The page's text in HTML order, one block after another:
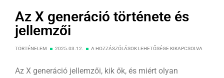
Az X generáció története és
jellemzői
TÖRTÉNELEM 2025.03.12. A HOZZÁSZÓLÁSOK LEHETŐSÉGE KIKAPCSOLVA
Az X generáció jellemzői, kik ők, és miért olyan